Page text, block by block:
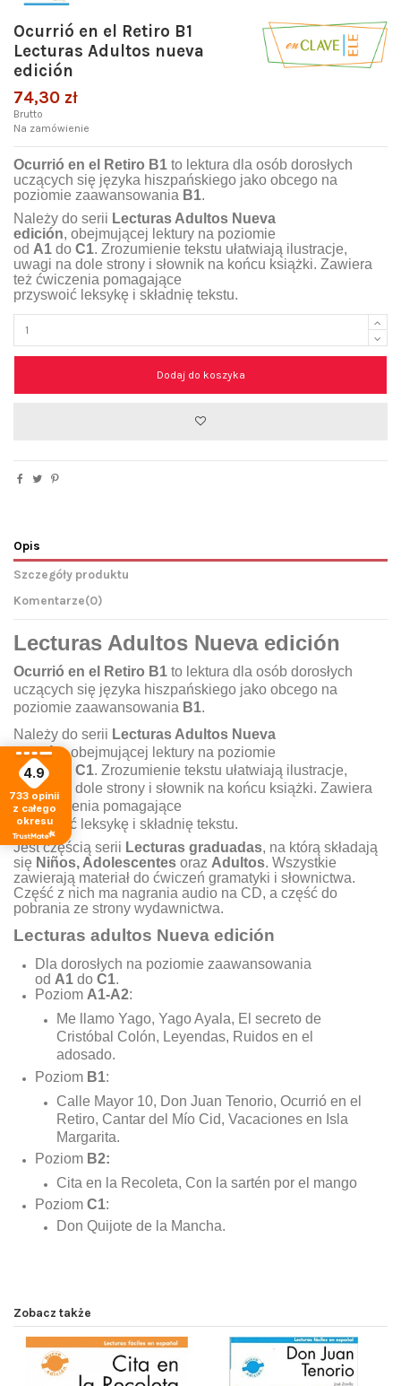
Ocurrió en el Retiro B1
Lecturas Adultos nueva
edición
74,30 zł
Brutto
Na zamówienie
Ocurrió en el Retiro B1 to lektura dla osób dorosłych
uczących się języka hiszpańskiego jako obcego na
poziomie zaawansowania B1.
Należy do serii Lecturas Adultos Nueva
edición, obejmującej lektury na poziomie
od A1 do C1. Zrozumienie tekstu ułatwiają ilustracje,
uwagi na dole strony i słownik na końcu książki. Zawiera
też ćwiczenia pomagające
przyswoić leksykę i składnię tekstu.
Dodaj do koszyka
Opis
Szczegóły produktu
Komentarze(0)
Lecturas Adultos Nueva edición
Ocurrió en el Retiro B1 to lektura dla osób dorosłych
uczących się języka hiszpańskiego jako obcego na
poziomie zaawansowania B1.
Należy do serii Lecturas Adultos Nueva
edición,obejmującej lektury na poziomie
od A1 C1. Zrozumienie tekstu ułatwiają ilustracje,
uwagi na dole strony i słownik na końcu książki. Zawiera
też ćwiczenia pomagające
przyswoi ć leksykę i składnię tekstu.
Jest częścią serii Lecturas graduadas, na którą składają
się Niños, Adolescentes oraz Adultos. Wszystkie
zawierają materiał do ćwiczeń gramatyki i słownictwa.
Część z nich ma nagrania audio na CD, a część do
pobrania ze strony wydawnictwa.
Lecturas adultos Nueva edición
Dla dorosłych na poziomie zaawansowania
od A1 do C1.
Poziom A1-A2:
Me llamo Yago, Yago Ayala, El secreto de
Cristóbal Colón, Leyendas, Ruidos en el
adosado.
Poziom B1:
Calle Mayor 10, Don Juan Tenorio, Ocurrió en el
Retiro, Cantar del Mío Cid, Vacaciones en Isla
Margarita.
Poziom B2:
Cita en la Recoleta, Con la sartén por el mango
Poziom C1:
Don Quijote de la Mancha.
Zobacz także
4.9
733 opinii
z całego
okresu